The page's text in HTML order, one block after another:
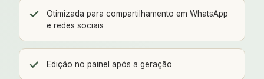
Otimizada para compartilhamento em WhatsApp
e redes sociais
Edição no painel após a geração